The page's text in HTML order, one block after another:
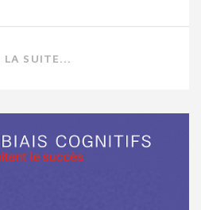
LA SUITE...